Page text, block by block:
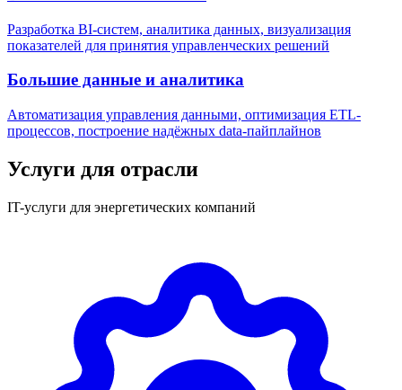
Разработка BI-систем, аналитика данных, визуализация
показателей для принятия управленческих решений
Большие данные и аналитика
Автоматизация управления данными, оптимизация ETL-
процессов, построение надёжных data-пайплайнов
Услуги для отрасли
IT-услуги для энергетических компаний